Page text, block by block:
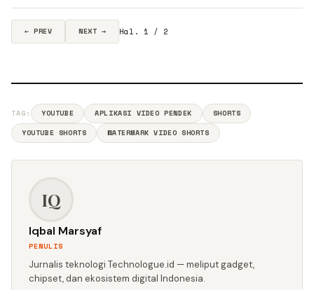
← PREV NEXT → Hal. 1 / 2
TAG: YOUTUBE APLIKASI VIDEO PENDEK
SHORTS
YOUTUBE SHORTS
WATERMARK VIDEO SHORTS
IQ
Iqbal Marsyaf
PENULIS
Jurnalis teknologi Technologue.id — meliput gadget,
chipset, dan ekosistem digital Indonesia.